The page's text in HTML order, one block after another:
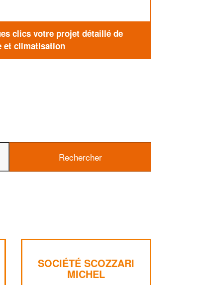
clics votre projet détaillé de
et climatisation
SOCIÉTÉ SCOZZARI
MICHEL